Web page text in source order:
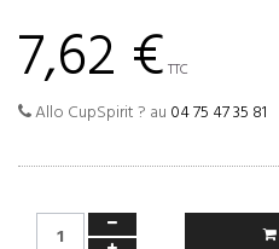
7,62 € TTC
Allo CupSpirit ? au 04 75 47 35 81